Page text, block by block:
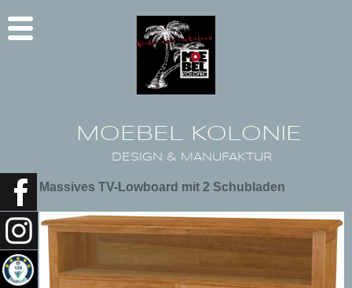
MOEBEL KOLONIE
DESIGN & MANUFAKTUR
Massives TV-Lowboard mit 2 Schubladen